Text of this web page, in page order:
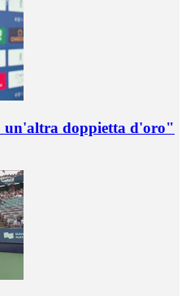
un'altra doppietta d'oro"